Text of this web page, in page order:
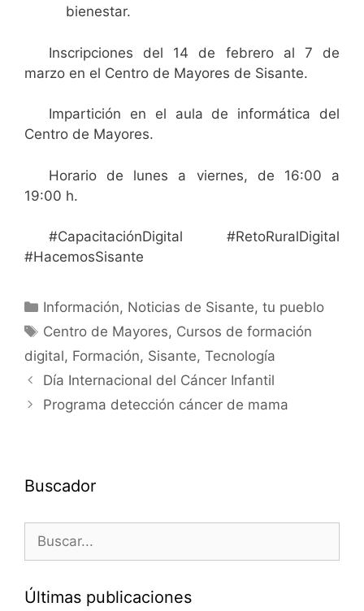
bienestar.
Inscripciones del 14 de febrero al 7 de
marzo en el Centro de Mayores de Sisante.
Impartición en el aula de informática del
Centro de Mayores.
Horario de lunes a viernes, de 16:00 a
19:00 h.
#CapacitaciónDigital #RetoRuralDigital
#HacemosSisante
Información, Noticias de Sisante, tu pueblo
Centro de Mayores, Cursos de formación
digital, Formación, Sisante, Tecnología
Día Internacional del Cáncer Infantil
Programa detección cáncer de mama
Buscador
Últimas publicaciones